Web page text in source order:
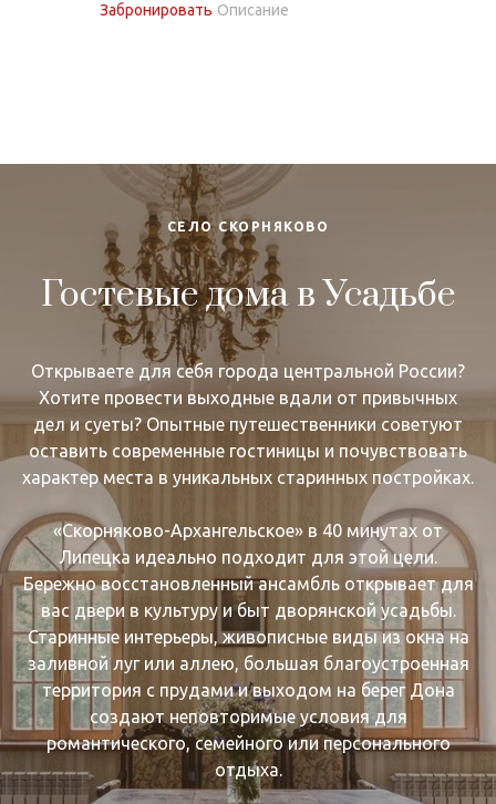
Забронировать Описание
СЕЛО СКОРНЯКОВО
Гостевые дома в Усадьбе
Открываете для себя города центральной России?
Хотите провести выходные вдали от привычных
дел и суеты? Опытные путешественники советуют
оставить современные гостиницы и почувствовать
характер места в уникальных старинных постройках.
«Скорняково-Архангельское» в 40 минутах от
Липецка идеально подходит для этой цели.
Бережно восстановленный ансамбль открывает для
вас двери в культуру и быт дворянской усадьбы.
Старинные интерьеры, живописные виды из окна на
заливной луг или аллею, большая благоустроенная
территория с прудами и выходом на берег Дона
создают неповторимые условия для
романтического, семейного или персонального
отдыха.